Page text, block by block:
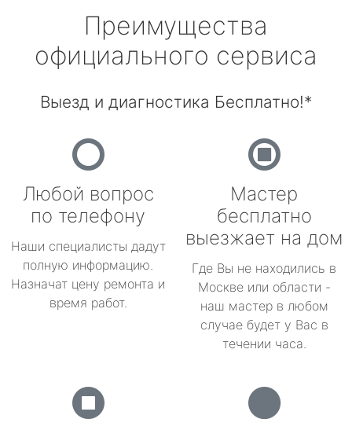
Преимущества
официального сервиса
Выезд и диагностика Бесплатно!*
Любой вопрос
по телефону
Наши специалисты дадут
полную информацию.
Назначат цену ремонта и
время работ.
Мастер
бесплатно
выезжает на дом
Где Вы не находились в
Москве или области -
наш мастер в любом
случае будет у Вас в
течении часа.